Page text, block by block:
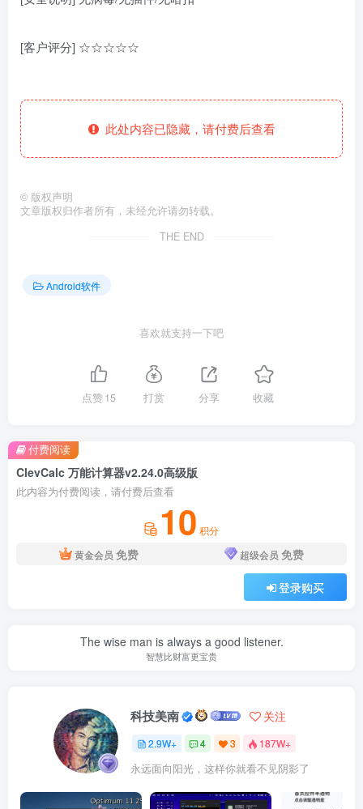
[客户评分] ☆☆☆☆☆
此处内容已隐藏，请付费后查看
© 版权声明
文章版权归作者所有，未经允许请勿转载。
THE END
Android软件
喜欢就支持一下吧
点赞15 打赏 分享 收藏
ClevCalc 万能计算器v2.24.0高级版
此内容为付费阅读，请付费后查看
10 积分
黄金会员 免费 超级会员 免费
登录购买
付费阅读
The wise man is always a good listener.
智慧比财富更宝贵
科技美南 关注
2.9W+ 4 3 187W+
永远面向阳光，这样你就看不见阴影了